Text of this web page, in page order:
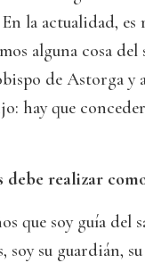
la actualidad, es
alguna cosa
de Astorga y
hay que
debe realizar
que soy guía del
soy su guardián,